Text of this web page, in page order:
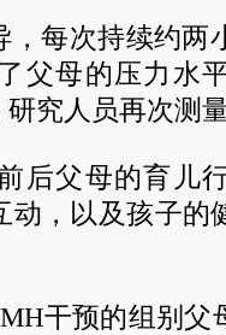
每次持续约两
父母的压力水
究人员再次测
后父母的育儿
动，以及孩子的
干预的组别父